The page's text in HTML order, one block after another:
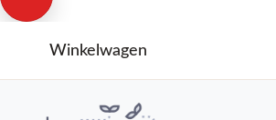
Winkelwagen